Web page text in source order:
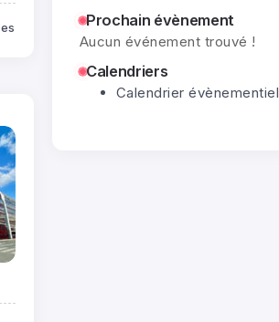
Prochain évènement
Aucun événement trouvé !
Calendriers
Calendrier évènementiel